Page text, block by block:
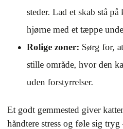
steder. Lad et skab stå
hjørne med et tæppe
Rolige zoner: Sørg for,
stille område, hvor den
uden forstyrrelser.
Et godt gemmested giver
håndtere stress og føle sig